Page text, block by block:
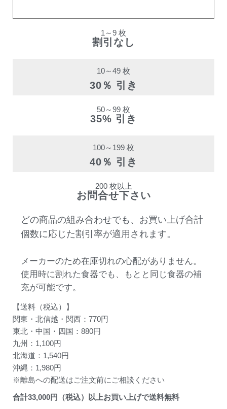
1～9 枚
割引なし
10～49 枚
30％ 引き
50～99 枚
35% 引き
100～199 枚
40％ 引き
200 枚以上
お問合せ下さい
どの商品の組み合わせでも、お買い上げ合計
個数に応じた割引率が適用されます。
メーカーのため在庫切れの心配がありません。
使用時に割れた食器でも、もとと同じ食器の補
充が可能です。
【送料（税込）】
関東・北信越・関西：770円
東北・中国・四国：880円
九州：1,100円
北海道：1,540円
沖縄：1,980円
※離島への配送はご注文前にご相談ください
合計33,000円（税込）以上お買い上げで送料無料